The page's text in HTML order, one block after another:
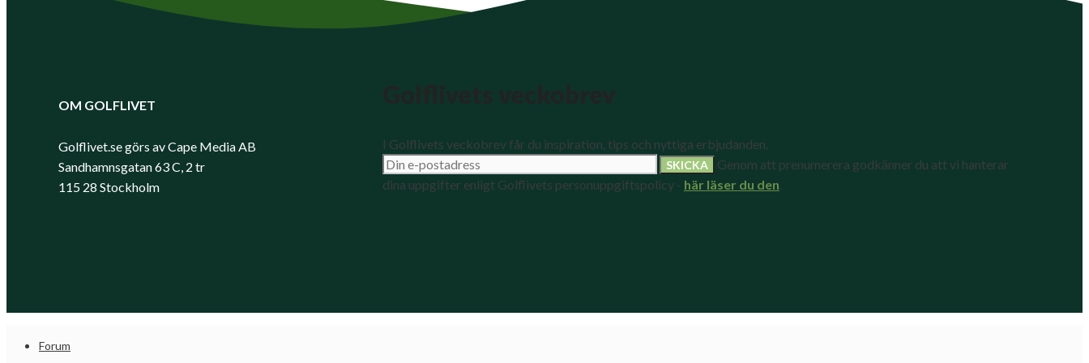
OM GOLFLIVET
Golflivet.se görs av Cape Media AB
Sandhamnsgatan 63 C, 2 tr
115 28 Stockholm
I Golflivets veckobrev får du inspiration, tips och nyttiga erbjudanden.
Genom att prenumerera godkänner du att vi hanterar
dina uppgifter enligt Golflivets personuppgiftspolicy - här läser du den.
Forum